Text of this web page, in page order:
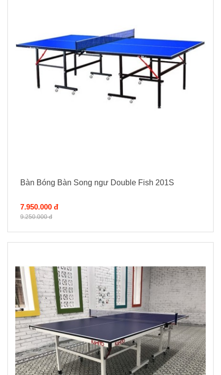
Bàn Bóng Bàn Song ngư Double Fish 201S
7.950.000 đ
9.250.000 đ